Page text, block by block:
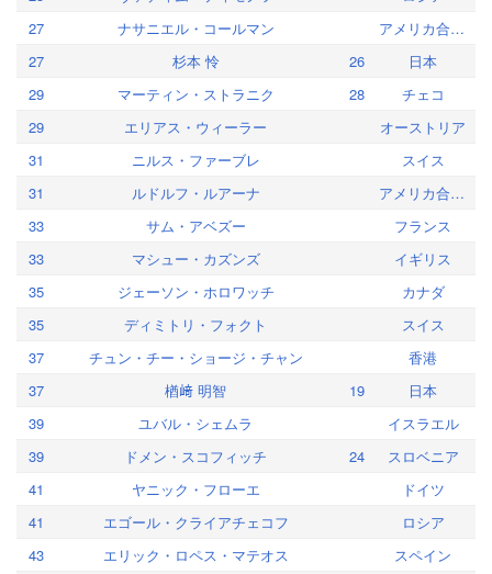
27
ナサニエル・コールマン
アメリカ合衆国
27
杉本 怜 26
日本
29
マーティン・ストラニク 28
チェコ
29
エリアス・ウィーラー
オーストリア
31
ニルス・ファーブレ
スイス
31
ルドルフ・ルアーナ
アメリカ合衆国
33
サム・アベズー
フランス
33
マシュー・カズンズ
イギリス
35
ジェーソン・ホロワッチ
カナダ
35
ディミトリ・フォクト
スイス
37
チュン・チー・ショージ・チャン
香港
37
楢﨑 明智 19
日本
39
ユバル・シェムラ
イスラエル
39
ドメン・スコフィッチ 24
スロベニア
41
ヤニック・フローエ
ドイツ
41
エゴール・クライアチェコフ
ロシア
43
エリック・ロペス・マテオス
スペイン